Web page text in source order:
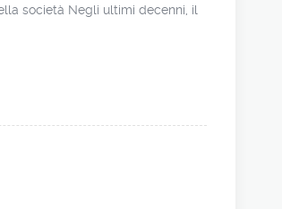
società Negli ultimi decenni, il